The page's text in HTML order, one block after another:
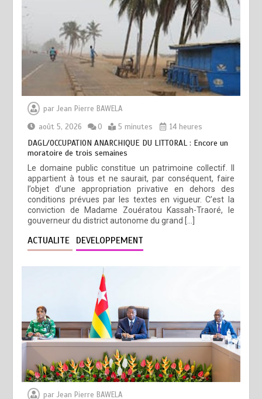
parJean Pierre BAWELA
août 5, 2026
0 5 minutes 14 heures
DAGL/OCCUPATION ANARCHIQUE DU LITTORAL : Encore un
moratoire de trois semaines
Le domaine public constitue un patrimoine collectif. Il
appartient à tous et ne saurait, par conséquent, faire
l’objet d’une appropriation privative en dehors des
conditions prévues par les textes en vigueur. C’est la
conviction de Madame Zouératou Kassah-Traoré, le
gouverneur du district autonome du grand […]
ACTUALITE DEVELOPPEMENT
parJean Pierre BAWELA